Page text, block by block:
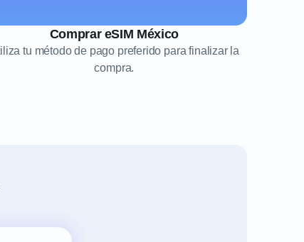
Comprar eSIM México
tu método de pago preferido para finalizar la
compra.